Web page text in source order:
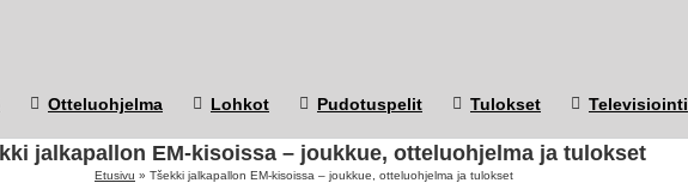
Otteluohjelma Lohkot Pudotuspelit Tulokset Televisiointi
jalkapallon EM-kisoissa – joukkue, otteluohjelma ja tulokset
Etusivu » Tšekki jalkapallon EM-kisoissa – joukkue, otteluohjelma ja tulokset